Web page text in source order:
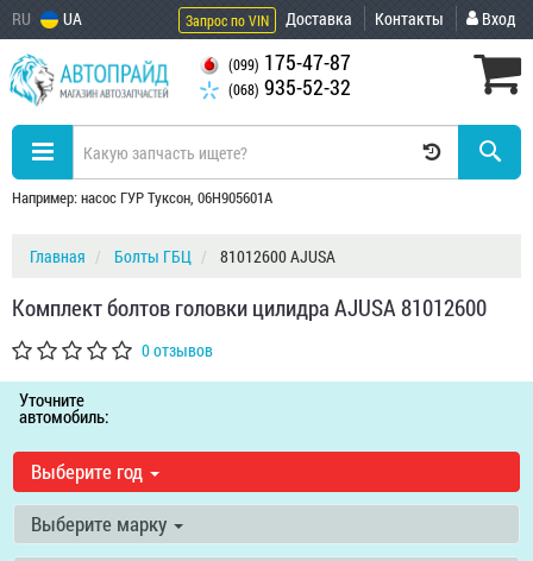
RU UA Запрос по VIN Доставка Контакты Вход
(099) 175-47-87
(068) 935-52-32
Например: насос ГУР Туксон, 06H905601A
Главная Болты ГБЦ 81012600 AJUSA
Комплект болтов головки цилидра AJUSA 81012600
0 отзывов
Уточните
автомобиль:
Выберите год
Выберите марку